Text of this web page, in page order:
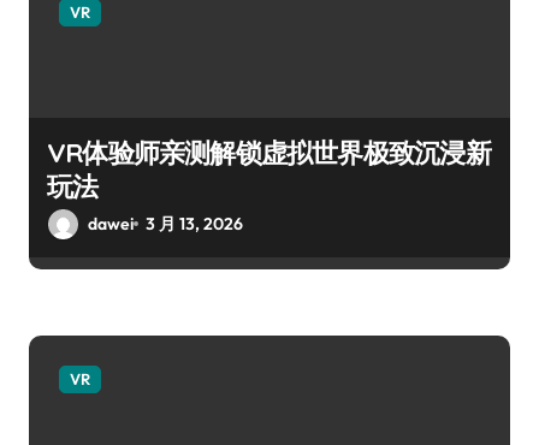
VR
VR体验师亲测解锁虚拟世界极致沉浸新
玩法
dawei 3 月 13, 2026
VR